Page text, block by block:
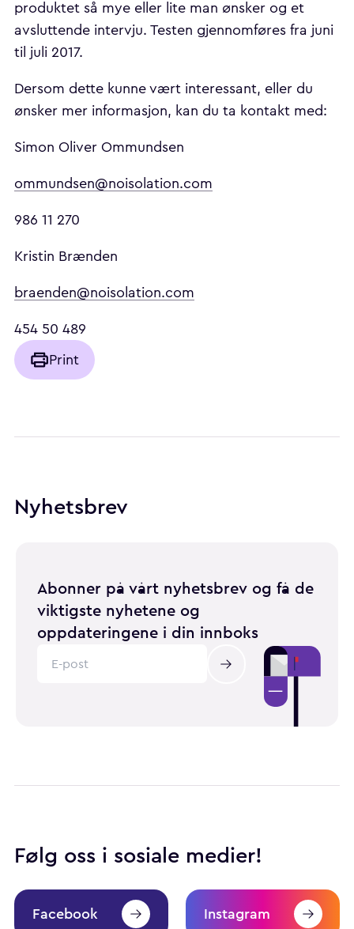
produktet så mye eller lite man ønsker og et
avsluttende intervju. Testen gjennomføres fra juni
til juli 2017.
Dersom dette kunne vært interessant, eller du
ønsker mer informasjon, kan du ta kontakt med:
Simon Oliver Ommundsen
ommundsen@noisolation.com
986 11 270
Kristin Brænden
braenden@noisolation.com
454 50 489
Print
Nyhetsbrev
Abonner på vårt nyhetsbrev og få de
viktigste nyhetene og
oppdateringene i din innboks
Følg oss i sosiale medier!
Facebook Instagram